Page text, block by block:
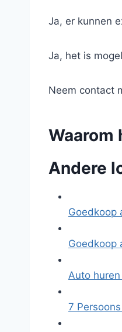
Ja, er kunnen
Ja, het is
Neem contact
Waarom
Andere
Goedkoop
Goedkoop
Auto
7